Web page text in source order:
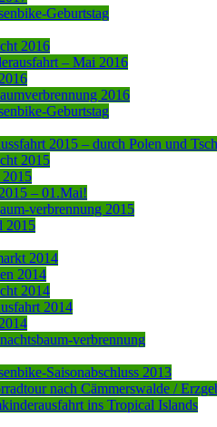
Geburtstag
2016
– Mai 2016
2016
Geburtstag
2015 – durch Polen und
2015
– 01.Mai!
verbrennung 2015
2015
2014
2014
2014
2014
verbrennung
Saisonabschluss 2013
nach Cämmerswalde /
ins Tropical Islands